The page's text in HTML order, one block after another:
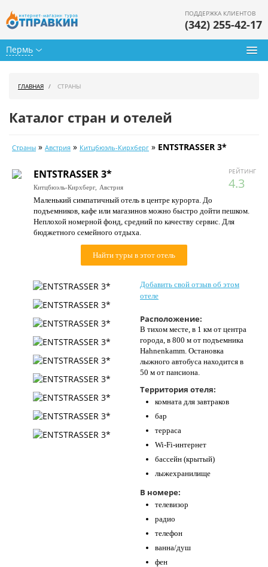
Пермь
ПОДДЕРЖКА КЛИЕНТОВ
(342) 255-42-17
Календарь туров
Цены дня
Страны
Как купить
Контакты
ГЛАВНАЯ СТРАНЫ
Каталог стран и отелей
Страны » Австрия » Китцбюэль-Кирхберг » ENTSTRASSER 3*
РЕЙТИНГ
4.3
ENTSTRASSER 3*
Китцбюэль-Кирхберг, Австрия
Маленький симпатичный отель в центре курорта. До
подъемников, кафе или магазинов можно быстро дойти пешком.
Неплохой номерной фонд, средний по качеству сервис. Для
бюджетного семейного отдыха.
Найти туры в этот отель
Добавить свой отзыв об этом
отеле
Расположение:
В тихом месте, в 1 км от центра
города, в 800 м от подъемника
Hahnenkamm. Остановка
лыжного автобуса находится в
50 м от пансиона.
Территория отеля:
комната для завтраков
бар
терраса
Wi-Fi-интернет
бассейн (крытый)
лыжехранилище
В номере:
телевизор
радио
телефон
ванна/душ
фен